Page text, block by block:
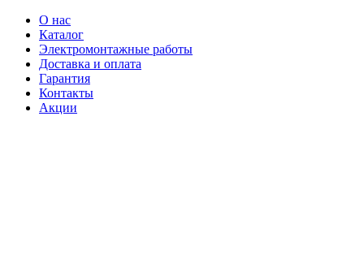
О нас
Каталог
Электромонтажные работы
Доставка и оплата
Гарантия
Контакты
Акции